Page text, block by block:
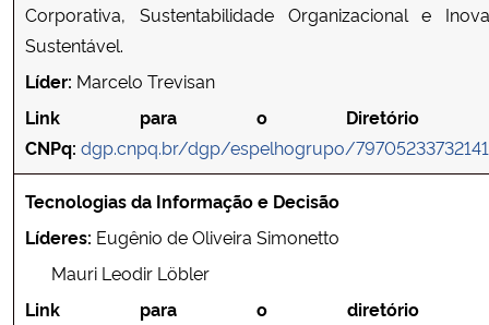
Corporativa, Sustentabilidade Organizacional e
Sustentável.
Líder: Marcelo Trevisan
Link para o Diretório
CNPq: dgp.cnpq.br/dgp/espelhogrupo/
Tecnologias da Informação e Decisão
Líderes: Eugênio de Oliveira Simonetto
Mauri Leodir Löbler
Link para o diretório